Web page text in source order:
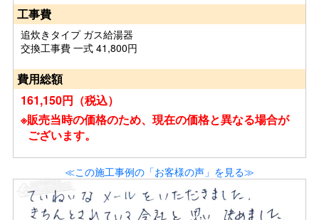
工事費
追炊きタイプ ガス給湯器
交換工事費 一式 41,800円
費用総額
161,150円（税込）
※販売当時の価格のため、現在の価格と異なる場合が
ございます。
≪この施工事例の「お客様の声」を見る≫